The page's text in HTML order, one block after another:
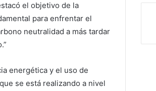
el objetivo de la
para enfrentar el
neutralidad a más tardar
energética y el uso de
se está realizando a nivel